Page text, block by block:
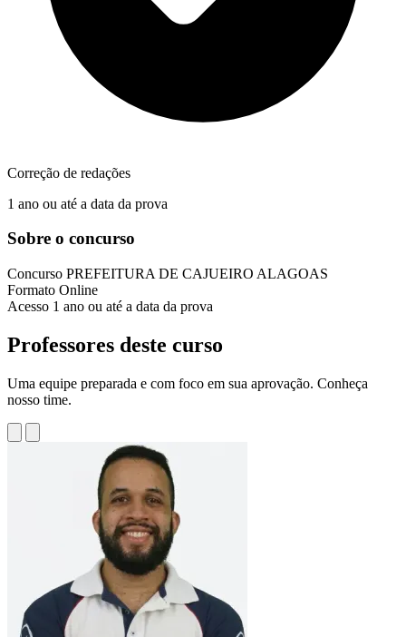
Correção de redações
1 ano ou até a data da prova
Sobre o concurso
Concurso PREFEITURA DE CAJUEIRO ALAGOAS
Formato Online
Acesso 1 ano ou até a data da prova
Professores deste curso
Uma equipe preparada e com foco em sua aprovação. Conheça
nosso time.